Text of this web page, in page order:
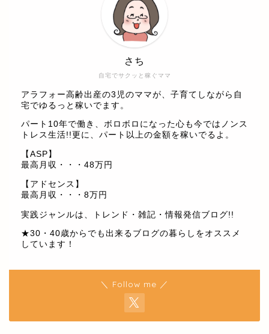
自宅でサクッと稼ぐママ
さち
アラフォー高齢出産の3児のママが、子育てしながら自
宅でゆるっと稼いでます。
パート10年で働き、ボロボロになった心も今ではノンス
トレス生活!!更に、パート以上の金額を稼いでるよ。
【ASP】
最高月収・・・48万円
【アドセンス】
最高月収・・・8万円
実践ジャンルは、トレンド・雑記・情報発信ブログ!!
★30・40歳からでも出来るブログの暮らしをオススメ
しています！
＼ Follow me ／